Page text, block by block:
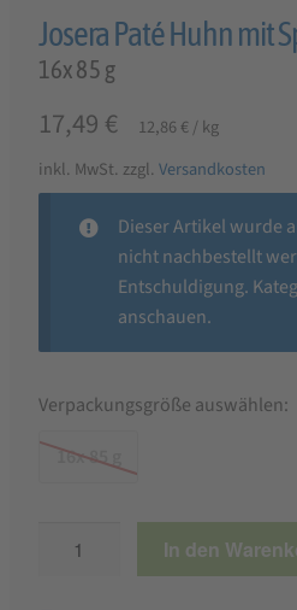
Josera Paté Huhn mit
16x 85 g
17,49 € 12,86 €/kg
inkl. MwSt. zzgl. Versandkosten
Dieser Artikel wurde
nicht nachbestellt
Entschuldigung.
anschauen.
Verpackungsgröße auswählen:
16x 85 g
In den